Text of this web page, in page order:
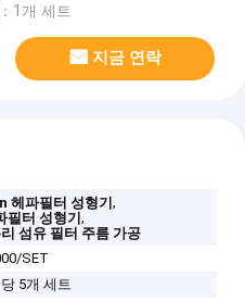
1개 세트
지금 연락
헤파필터 성형기,
필터 성형기,
섬유 필터 주름 가공
SET
5개 세트